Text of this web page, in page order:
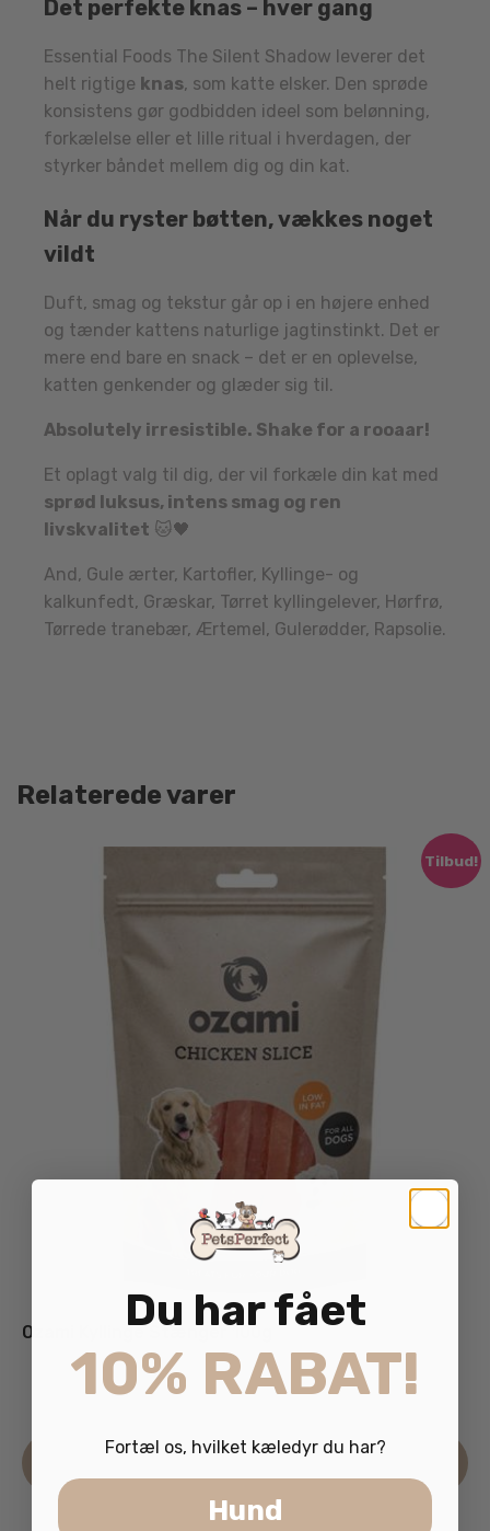
Det perfekte knas – hver gang
Essential Foods The Silent Shadow leverer det
helt rigtige knas, som katte elsker. Den sprøde
konsistens gør godbidden ideel som belønning,
forkælelse eller et lille ritual i hverdagen, der
styrker båndet mellem dig og din kat.
Når du ryster bøtten, vækkes noget
vildt
Duft, smag og tekstur går op i en højere enhed
og tænder kattens naturlige jagtinstinkt. Det er
mere end bare en snack – det er en oplevelse,
katten genkender og glæder sig til.
Absolutely irresistible. Shake for a rooaar!
Et oplagt valg til dig, der vil forkæle din kat med
sprød luksus, intens smag og ren
livskvalitet 🐱🖤
And, Gule ærter, Kartofler, Kyllinge- og
kalkunfedt, Græskar, Tørret kyllingelever, Hørfrø,
Tørrede tranebær, Ærtemel, Gulerødder, Rapsolie.
Relaterede varer
Tilbud!
Ozami Kyllinge Stænger 100g
29.95kr.inkl. moms
Du har fået
10% RABAT!
Fortæl os, hvilket kæledyr du har?
Hund